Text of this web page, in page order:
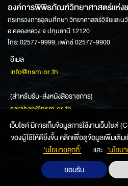
องค์การพิพิธภัณฑ์วิทยาศาสตร์แห่ง
กระทรวงการอุดมศึกษา วิทยาศาสตร์วิจัยและ
อ.คลองหลวง จ.ปทุมธานี 12120
โทร: 02577-9999, แฟกซ์ 02577-9900
อีเมล
info@nsm.or.th
(สำหรับรับ-ส่งหนังสือราชการ)
saraban@nsm.or.th
เว็บไซค์ มีการเก็บข้อมูลการใช้งานเว็บไซ
ของผู้ใช้ให้ดียิ่งขึ้น คลิกเพื่อดูข้อมูลเพิ่มเติม
‘นโยบายคุกกี้’
และ ‘นโยบ
ยอมรับ